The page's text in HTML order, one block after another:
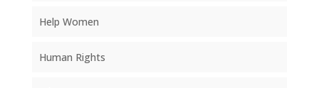
Help Women
Human Rights